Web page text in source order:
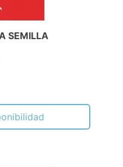
SEMILLA